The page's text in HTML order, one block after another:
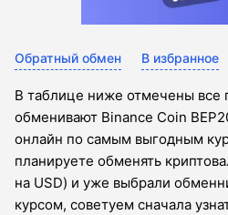
Обратный обмен В избранное
В таблице ниже отмечены все
обменивают Binance Coin
онлайн по самым выгодным
планируете обменять
на USD) и уже выбрали
курсом, советуем сначала